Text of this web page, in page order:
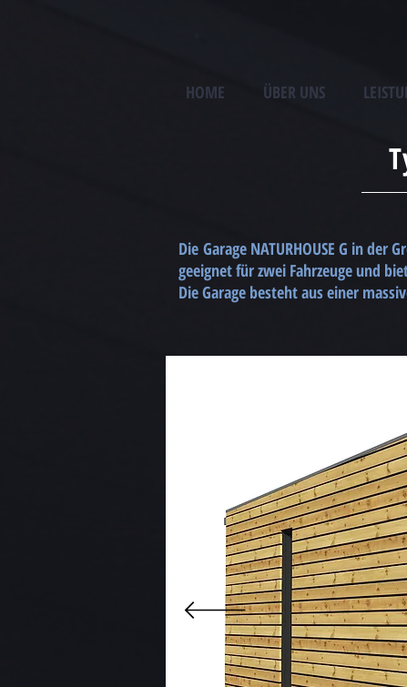
HOME ÜBER UNS
Die Garage NATURHOUSE G in
geeignet für zwei Fahrzeuge und
Die Garage besteht aus einer